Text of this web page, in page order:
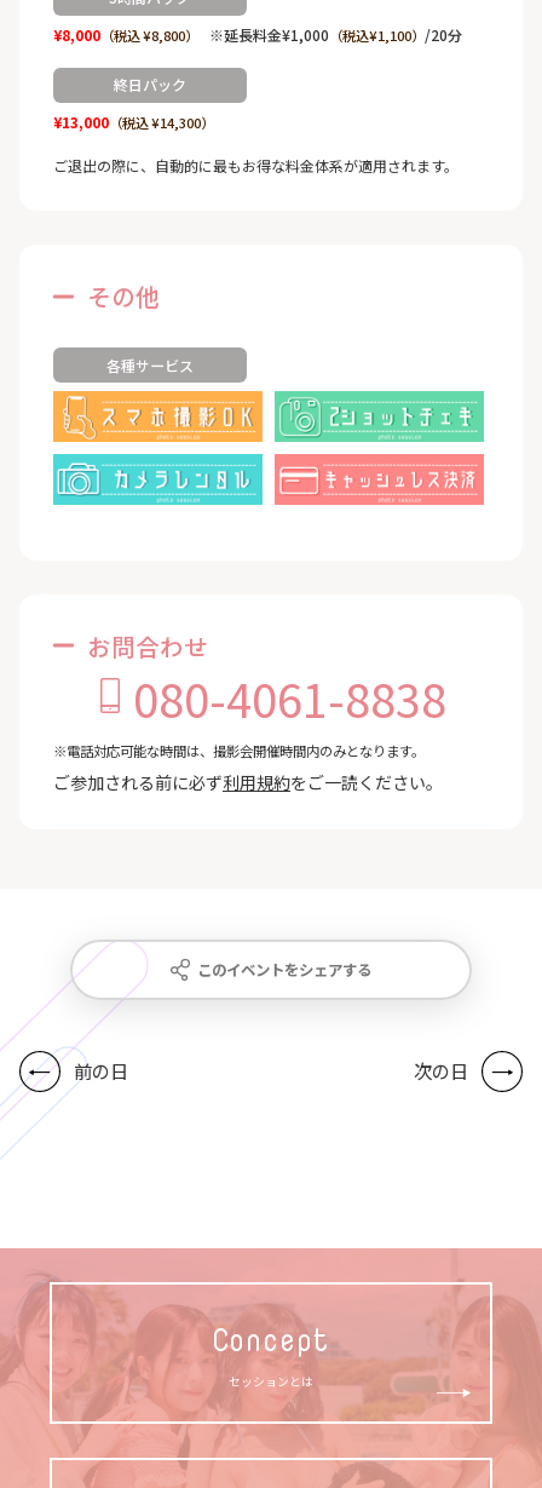
¥8,000（税込 ¥8,800） ※延長料金¥1,000 （税込¥1,100） /20分
終日パック
¥13,000（税込 ¥14,300）
ご退出の際に、自動的に最もお得な料金体系が適用されます。
その他
各種サービス
お問合わせ
080-4061-8838
※電話対応可能な時間は、撮影会開催時間内のみとなります。
ご参加される前に必ず利用規約をご一読ください。
このイベントをシェアする
前の日 次の日
Concept
セッションとは